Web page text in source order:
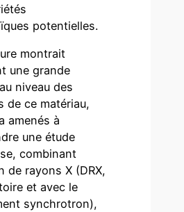
potentielles.
montrait
une grande
niveau des
de ce matériau,
amenés à
une étude
combinant
de rayons X (DRX,
et avec le
synchrotron),